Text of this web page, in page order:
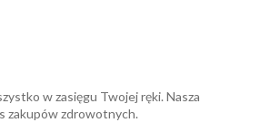
w zasięgu Twojej ręki. Nasza
zakupów zdrowotnych.